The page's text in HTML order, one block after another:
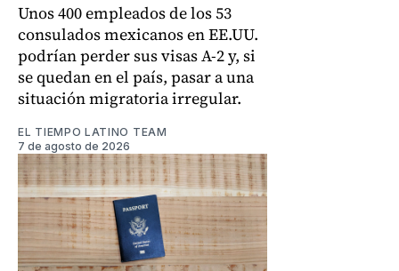
Unos 400 empleados de los 53
consulados mexicanos en EE.UU.
podrían perder sus visas A-2 y, si
se quedan en el país, pasar a una
situación migratoria irregular.
EL TIEMPO LATINO TEAM
7 de agosto de 2026